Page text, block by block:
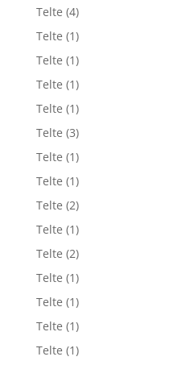
Telte (4)
Telte (1)
Telte (1)
Telte (1)
Telte (1)
Telte (3)
Telte (1)
Telte (1)
Telte (2)
Telte (1)
Telte (2)
Telte (1)
Telte (1)
Telte (1)
Telte (1)